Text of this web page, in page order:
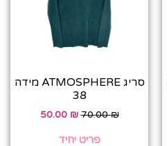
סריג ATMOSPHERE מידה
38
70.00₪
50.00 ₪
פריט יחיד